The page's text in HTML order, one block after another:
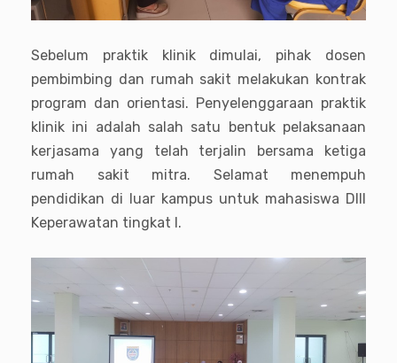
Sebelum praktik klinik dimulai, pihak dosen
pembimbing dan rumah sakit melakukan kontrak
program dan orientasi. Penyelenggaraan praktik
klinik ini adalah salah satu bentuk pelaksanaan
kerjasama yang telah terjalin bersama ketiga
rumah sakit mitra. Selamat menempuh
pendidikan di luar kampus untuk mahasiswa DIII
Keperawatan tingkat I.